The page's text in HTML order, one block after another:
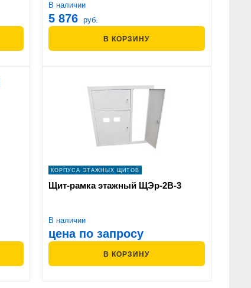
В наличии
5 876 руб.
В КОРЗИНУ
КОРПУСА ЭТАЖНЫХ ЩИТОВ
Щит-рамка этажный ЩЭр-2В-3
В наличии
цена по запросу
В КОРЗИНУ